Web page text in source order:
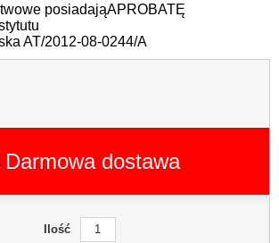
posiadająAPROBATĘ
AT/2012-08-0244/A
Darmowa dostawa
Ilość